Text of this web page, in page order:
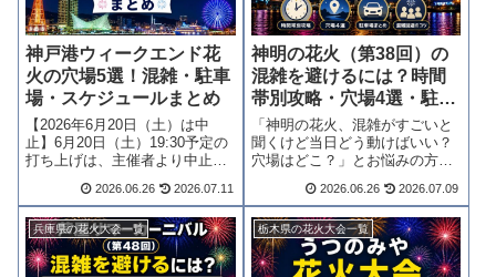
神戸港ウィークエンド花
火の穴場5選！混雑・駐車
場・スケジュールまとめ
【2026年6月20日（土）は中
止】6月20日（土）19:30予定の
打ち上げは、主催者より中止が
げは7月4日（土）19:30〜の予定
です。最新情報は必ず公式
Instagramでご確認ください。→
@kobehan...
2026.06.26 2026.07.11
神明の花火（第38回）の
混雑を避けるには？時間
帯別攻略・穴場4選・駐車
場まとめ
「神明の花火、混雑がすごいと
聞くけど当日どう動けばいい？
穴場はどこ？」とお悩みの方も
論からお伝えすると、交通規制
のタイミングと帰路の立ち回り
を把握するだけで、快適さが大
きく変わります。第38回の基本
情報・有料席・...
2026.06.26 2026.07.09
兵庫県の花火大会一覧 栃木県の花火大会一覧